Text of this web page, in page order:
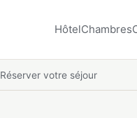
HôtelChambres
Réserver votre séjour